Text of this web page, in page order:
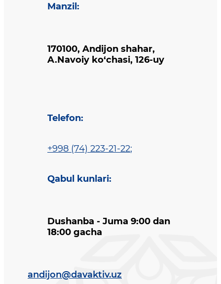
Manzil :
170100, Andijon shahar,
A.Navoiy ko‘chasi, 126-uy
Telefon:
+998 (74) 223-21-22;
Qabul kunlari:
Dushanba - Juma 9:00 dan
18:00 gacha
andijon@davaktiv.uz